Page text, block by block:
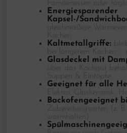
Familienessen oder
Energiesparender
Kapsel-/
gleichmäßige
Kochen
Kaltmetallgriffe:
bei längerem Kochen –
Glasdeckel mit
über das Kochgut
Suppen & Eintöpfe
Geeignet für alle
Elektro, Glaskeramik,
Backofengeeignet
Zubereitungsarten (z.
warmhalten)